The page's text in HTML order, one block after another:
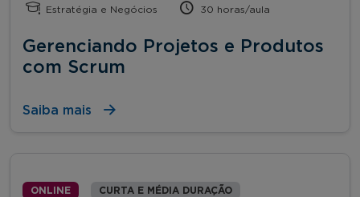
Estratégia e Negócios 30 horas/aula
Gerenciando Projetos e Produtos
com Scrum
Saiba mais
ONLINE CURTA E MÉDIA DURAÇÃO